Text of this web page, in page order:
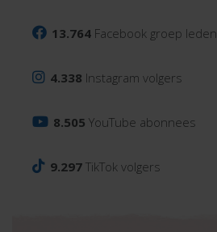
13.764 Facebook groep leden
4.338 Instagram volgers
8.505 YouTube abonnees
9.297 TikTok volgers